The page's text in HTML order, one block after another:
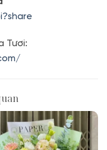
Tươi: